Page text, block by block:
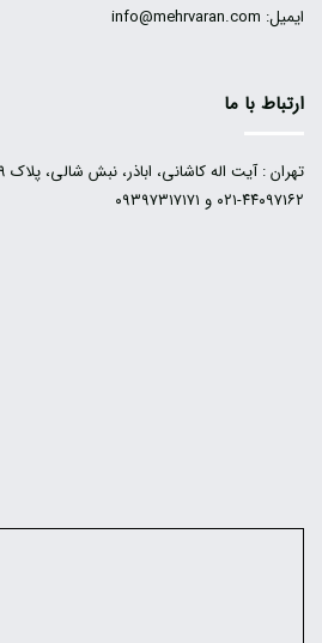
ایمیل: info@mehrvaran.com
ارتباط با ما
۴۴۰۹۷۱۶۲-۰۲۱ و ۰۹۳۹۷۳۱۷۱۷۱